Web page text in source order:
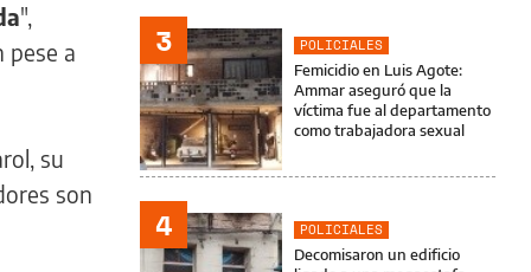
",
pese a
su
son
3
POLICIALES
Femicidio en Luis Agote:
Ammar aseguró que la
víctima fue al departamento
como trabajadora sexual
4
POLICIALES
Decomisaron un edificio